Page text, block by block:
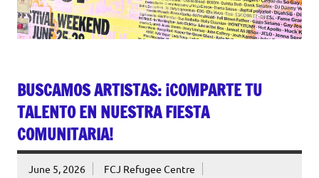
BUSCAMOS ARTISTAS: ¡COMPARTE TU
TALENTO EN NUESTRA FIESTA
COMUNITARIA!
June 5, 2026 FCJ Refugee Centre